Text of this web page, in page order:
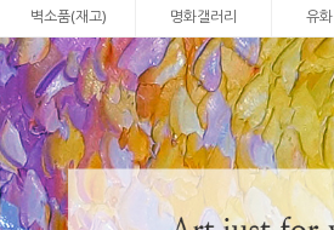
벽소품(재고)
명화갤러리 유